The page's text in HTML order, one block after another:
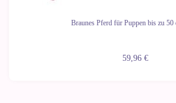
Braunes Pferd für Puppen bis zu 50
59,96 €